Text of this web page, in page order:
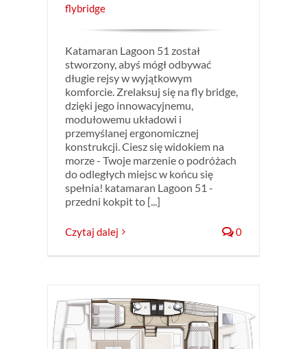
flybridge
Katamaran Lagoon 51 został
stworzony, abyś mógł odbywać
długie rejsy w wyjątkowym
komforcie. Zrelaksuj się na fly bridge,
dzięki jego innowacyjnemu,
modułowemu układowi i
przemyślanej ergonomicznej
konstrukcji. Ciesz się widokiem na
morze - Twoje marzenie o podróżach
do odległych miejsc w końcu się
spełnia! katamaran Lagoon 51 -
przedni kokpit to [...]
Czytaj dalej 0